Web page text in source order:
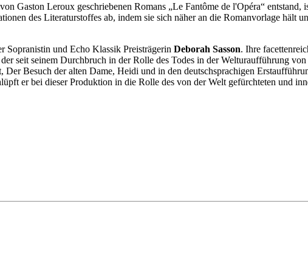
Gaston Leroux geschriebenen Romans „Le Fantôme de l'Opéra“
des Literaturstoffes ab, indem sie sich näher an die Romanvorlage hält
Sopranistin und Echo Klassik Preisträgerin Deborah Sasson. Ihre
seit seinem Durchbruch in der Rolle des Todes in der Welturaufführung
Besuch der alten Dame, Heidi und in den deutschsprachigen
er bei dieser Produktion in die Rolle des von der Welt gefürchteten und